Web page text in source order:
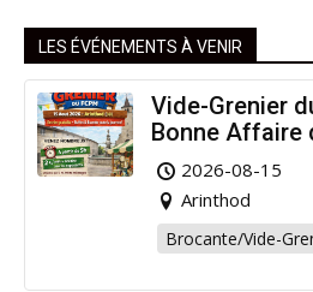
LES ÉVÉNEMENTS À VENIR
Vide-Grenier
Bonne Affaire
Arinthod !
2026-08-15
Arinthod
Brocante/Vide-